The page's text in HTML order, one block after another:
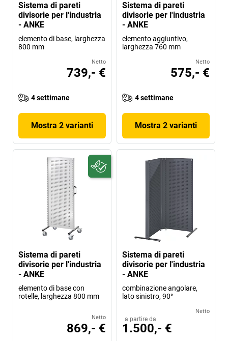
Sistema di pareti
divisorie per l'industria
- ANKE
elemento di base, larghezza
800 mm
Netto
739,- €
4 settimane
Mostra 2 varianti
Sistema di pareti
divisorie per l'industria
- ANKE
elemento aggiuntivo,
larghezza 760 mm
Netto
575,- €
4 settimane
Mostra 2 varianti
Sistema di pareti
divisorie per l'industria
- ANKE
elemento di base con
rotelle, larghezza 800 mm
Netto
869,- €
Sistema di pareti
divisorie per l'industria
- ANKE
combinazione angolare,
lato sinistro, 90°
Netto
a partire da
1.500,- €